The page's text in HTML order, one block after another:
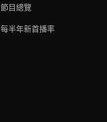
節目總覽
每半年新首播率